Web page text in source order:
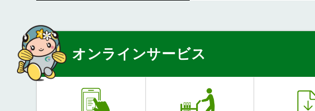
オンラインサービス